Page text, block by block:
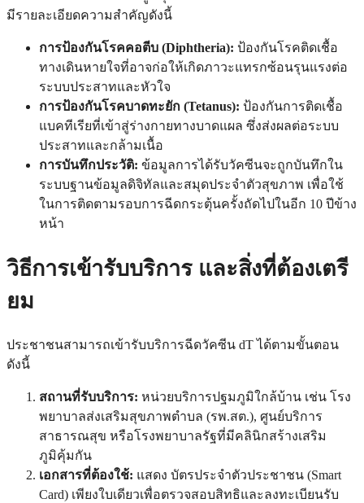
มีรายละเอียดความสำคัญดังนี้
การป้องกันโรคคอตีบ (Diphtheria): ป้องกันโรคติดเชื้อ
ทางเดินหายใจที่อาจก่อให้เกิดภาวะแทรกซ้อนรุนแรงต่อ
ระบบประสาทและหัวใจ
การป้องกันโรคบาดทะยัก (Tetanus): ป้องกันการติดเชื้อ
แบคทีเรียที่เข้าสู่ร่างกายทางบาดแผล ซึ่งส่งผลต่อระบบ
ประสาทและกล้ามเนื้อ
การบันทึกประวัติ: ข้อมูลการได้รับวัคซีนจะถูกบันทึกใน
ระบบฐานข้อมูลดิจิทัลและสมุดประจำตัวสุขภาพ เพื่อใช้
ในการติดตามรอบการฉีดกระตุ้นครั้งถัดไปในอีก 10 ปีข้าง
หน้า
วิธีการเข้ารับบริการ และสิ่งที่ต้องเตรี
ยม
ประชาชนสามารถเข้ารับบริการฉีดวัคซีน dT ได้ตามขั้นตอน
ดังนี้
สถานที่รับบริการ: หน่วยบริการปฐมภูมิใกล้บ้าน เช่น โรง
พยาบาลส่งเสริมสุขภาพตำบล (รพ.สต.), ศูนย์บริการ
สาธารณสุข หรือโรงพยาบาลรัฐที่มีคลินิกสร้างเสริม
ภูมิคุ้มกัน
เอกสารที่ต้องใช้: แสดง บัตรประจำตัวประชาชน (Smart
Card) เพียงใบเดียวเพื่อตรวจสอบสิทธิและลงทะเบียนรับ